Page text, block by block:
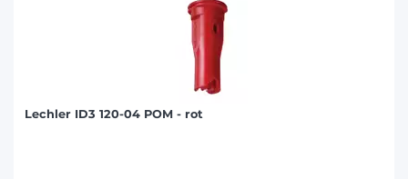
Lechler ID3 120-04 POM - rot